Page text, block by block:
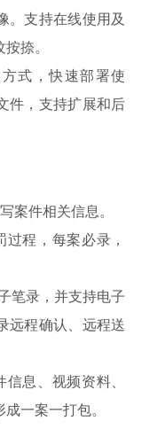
。支持在线使用及
捺。
式，快速部署使
件，支持扩展和后
案件相关信息。
程，每案必录，
笔录，并支持电子
远程确认、远程送
息、视频资料、
一案一打包。